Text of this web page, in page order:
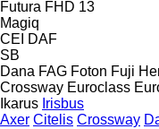
Futura FHD 13
Magiq
CEI
DAF
SB
Dana FAG Foton Fuji
Crossway Euroclass
Ikarus Irisbus
Axer Citelis Crossway